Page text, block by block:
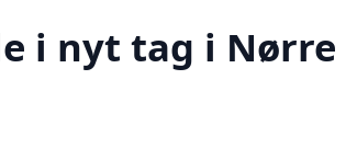
i nyt tag i Nørre